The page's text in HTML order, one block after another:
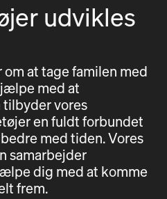
udvikles
at tage familen med
med at
tilbyder vores
en fuldt forbundet
med tiden. Vores
samarbejder
dig med at komme
frem.